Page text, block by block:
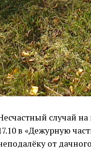
случай на
в «Дежурную
от